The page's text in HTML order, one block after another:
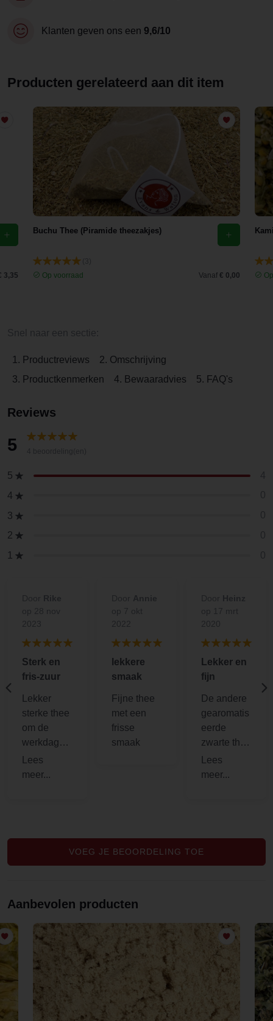
Klanten geven ons een 9,6/10
Producten gerelateerd aan dit item
3,35
Buchu Thee (Piramide theezakjes)
Op voorraad
Vanaf € 0,00
1. Productreviews
2. Omschrijving
3. Productkenmerken
4. Bewaaradvies 5. FAQ's
Reviews
5
5
4
3
2
1
Sterk en
fris-zuur
Lekker
sterke thee
om de
werkdag
mee te
beginnen,
lekkere
smaak
Fijne thee
met een
frisse
smaak
Lekker en
fijn
De andere
gearomatis
eerde
zwarte thee
is erg
lekker, fijn
VOEG JE BEOORDELING TOE
Aanbevolen producten